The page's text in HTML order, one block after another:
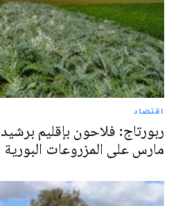
اقتصاد
ربورتاج: فلاحون بإقليم
مارس على المزروعات البورية